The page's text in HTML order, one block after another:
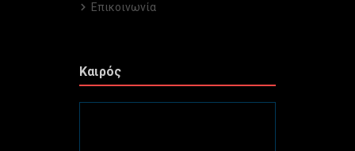
Επικοινωνία
Καιρός